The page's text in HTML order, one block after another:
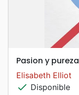
Pasion y pureza
Elisabeth Elliot
check Disponible